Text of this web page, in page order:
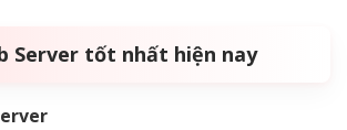
Server tốt nhất hiện nay